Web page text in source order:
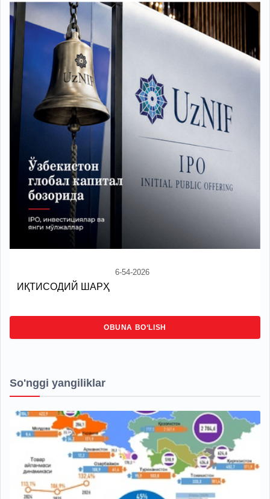
6-54-2026
ИҚТИСОДИЙ ШАРҲ
OBUNA BO‘LISH
So'nggi yangiliklar